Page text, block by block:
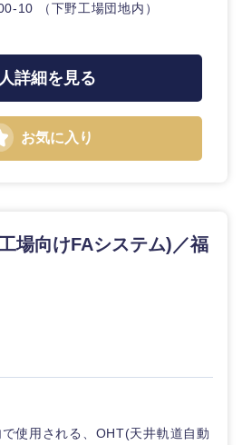
10 （下野工場団地内）
詳細を見る
お気に入り
場向けFAシステム)／福
使用される、OHT(天井軌道自動